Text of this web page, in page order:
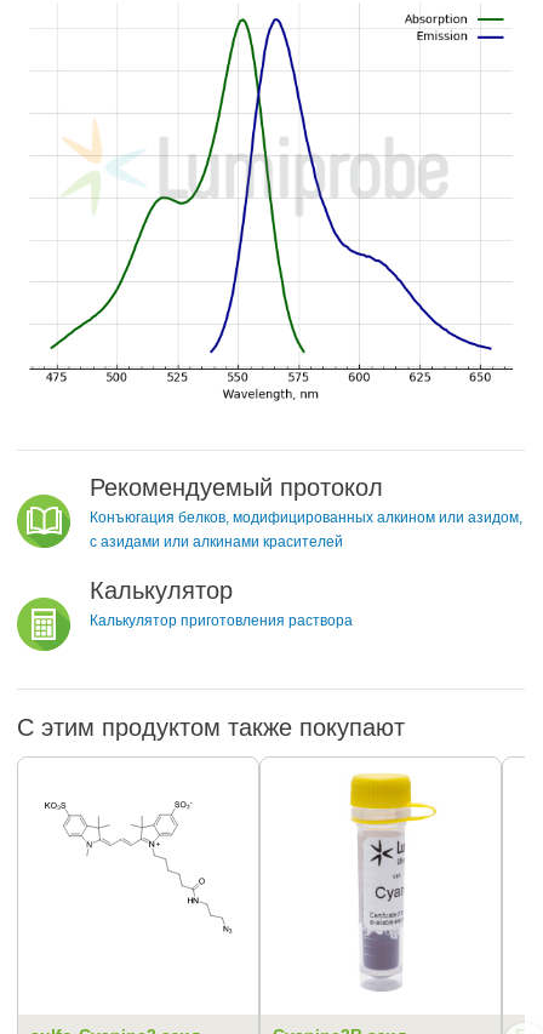
Рекомендуемый протокол
Конъюгация белков, модифицированных алкином или азидом,
с азидами или алкинами красителей
Калькулятор
Калькулятор приготовления раствора
С этим продуктом также покупают